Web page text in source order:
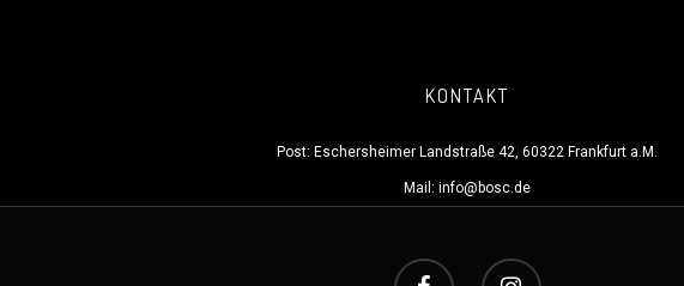
KONTAKT
Post: Eschersheimer Landstraße 42, 60322 Frankfurt a.M.
Mail: info@bosc.de